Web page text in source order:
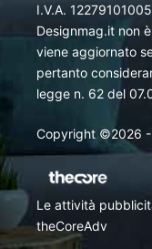
I.V.A. 12279101005
Designmag.it non
viene aggiornato
pertanto
legge n. 62 del
Copyright ©2026
Le attività
theCoreAdv